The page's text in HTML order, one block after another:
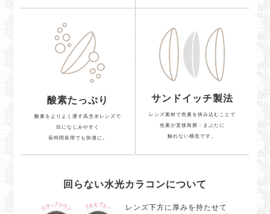
酸素たっぷり
酸素をよりよく通す高含水レンズで
目になじみやすく
長時間装用でも快適に。
サンドイッチ製法
レンズ素材で色素を挟み込むことで
色素が直接角膜・まぶたに
触れない構造です。
回らない水光カラコンについて
レンズ下方に厚みを持たせて